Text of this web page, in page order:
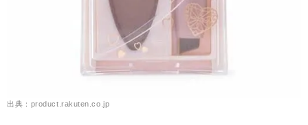
出典：product.rakuten.co.jp